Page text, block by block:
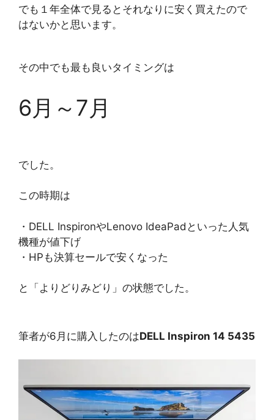
でも１年全体で見るとそれなりに安く買えたので
はないかと思います。
その中でも最も良いタイミングは
6月～7月
でした。
この時期は
・DELL InspironやLenovo IdeaPadといった人気
機種が値下げ
・HPも決算セールで安くなった
と「よりどりみどり」の状態でした。
筆者が6月に購入したのはDELL Inspiron 14 5435